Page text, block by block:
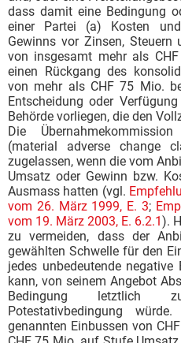
dass damit eine Bedingung
einer Partei (a) Kosten
Gewinns vor Zinsen, Steuern
von insgesamt mehr als
einen Rückgang des
von mehr als CHF 75 Mio.
Entscheidung oder
Behörde vorliegen, die den
Die
(material adverse change
zugelassen, wenn die vom
Umsatz oder Gewinn bzw.
Ausmass hatten (vgl.
vom 26. März 1999, E. 3;
vom 19. März 2003, E. 6.2.1).
zu vermeiden, dass der
gewählten Schwelle für den
jedes unbedeutende
kann, von seinem Angebot
Bedingung letztlich
Potestativbedingung
genannten Einbussen von